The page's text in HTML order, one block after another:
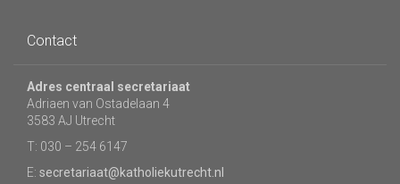
Contact
Adres centraal secretariaat
Adriaen van Ostadelaan 4
3583 AJ Utrecht
T: 030 – 254 6147
E: secretariaat@katholiekutrecht.nl